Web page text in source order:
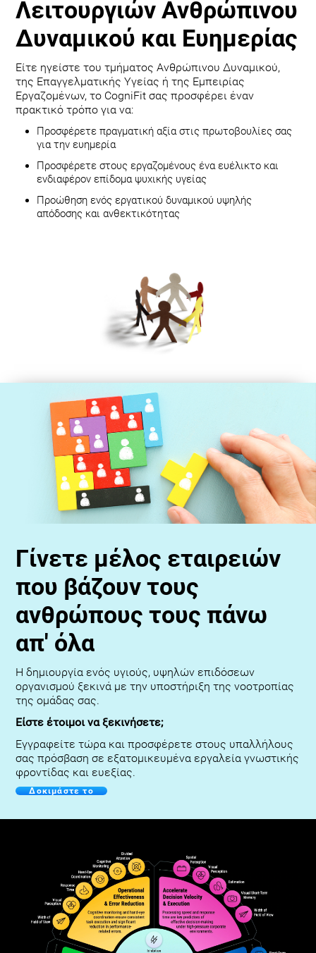
Λειτουργιών Ανθρώπινου
Δυναμικού και Ευημερίας
Είτε ηγείστε του τμήματος Ανθρώπινου Δυναμικού,
της Επαγγελματικής Υγείας ή της Εμπειρίας
Εργαζομένων, το CogniFit σας προσφέρει έναν
πρακτικό τρόπο για να:
Προσφέρετε πραγματική αξία στις πρωτοβουλίες σας
για την ευημερία
Προσφέρετε στους εργαζομένους ένα ευέλικτο και
ενδιαφέρον επίδομα ψυχικής υγείας
Προώθηση ενός εργατικού δυναμικού υψηλής
απόδοσης και ανθεκτικότητας
Γίνετε μέλος εταιρειών
που βάζουν τους
ανθρώπους τους πάνω
απ' όλα
Η δημιουργία ενός υγιούς, υψηλών επιδόσεων
οργανισμού ξεκινά με την υποστήριξη της νοοτροπίας
της ομάδας σας.
Είστε έτοιμοι να ξεκινήσετε;
Εγγραφείτε τώρα και προσφέρετε στους υπαλλήλους
σας πρόσβαση σε εξατομικευμένα εργαλεία γνωστικής
φροντίδας και ευεξίας.
Δοκιμάστε το